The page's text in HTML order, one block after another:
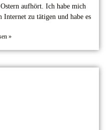
aufhört. Ich habe mich
Internet zu tätigen und habe es
»